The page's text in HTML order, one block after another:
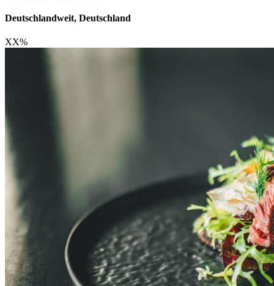
Deutschlandweit, Deutschland
XX%